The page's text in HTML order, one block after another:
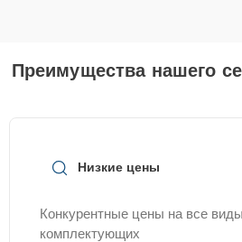
Преимущества нашего
Низкие цены
Конкурентные цены на все
комплектующих